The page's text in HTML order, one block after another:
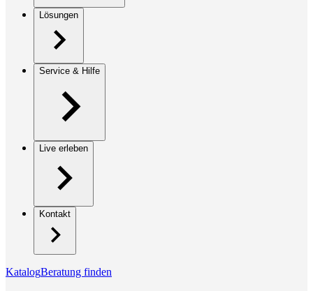
Lösungen
Service & Hilfe
Live erleben
Kontakt
KatalogBeratung finden